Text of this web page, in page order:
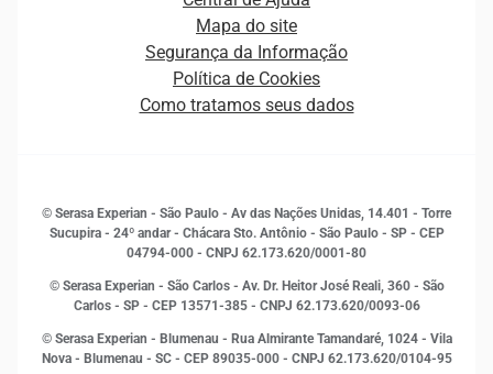
Curso Gratuito de Saúde Financeira
Empreendedorismo
Estudos e Pesquisas
Inovação e Tecnologia
Leis e impostos
Marketing
Open Finance
Proteção de Dados
Estrutura Organizacional
Sala de Imprensa
Mapa do site
Segurança da Informação
Política de Cookies
Como tratamos seus dados
© Serasa Experian - São Paulo - Av das Nações Unidas, 14.401 - Torre
Sucupira - 24º andar - Chácara Sto. Antônio - São Paulo - SP - CEP
04794-000 - CNPJ 62.173.620/0001-80
© Serasa Experian - São Carlos - Av. Dr. Heitor José Reali, 360 - São
Carlos - SP - CEP 13571-385 - CNPJ 62.173.620/0093-06
© Serasa Experian - Blumenau - Rua Almirante Tamandaré, 1024 - Vila
Nova - Blumenau - SC - CEP 89035-000 - CNPJ 62.173.620/0104-95